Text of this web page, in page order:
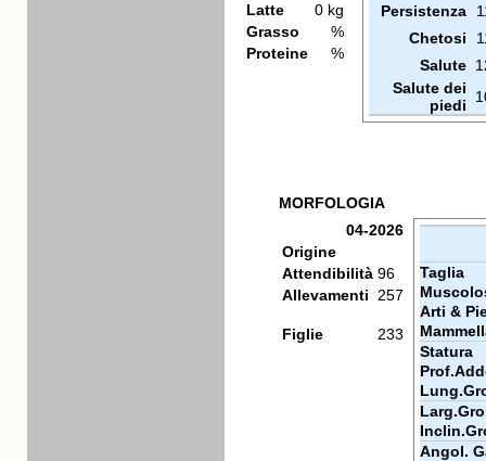
Latte
0 kg
Grasso
%
Proteine
%
Persistenza
Chetosi
Salute
Salute dei
piedi
MORFOLOGIA
04-2026
Origine
Attendibilità 96
Allevamenti
257
Figlie 233
Taglia
Arti &
Statura
Angol.